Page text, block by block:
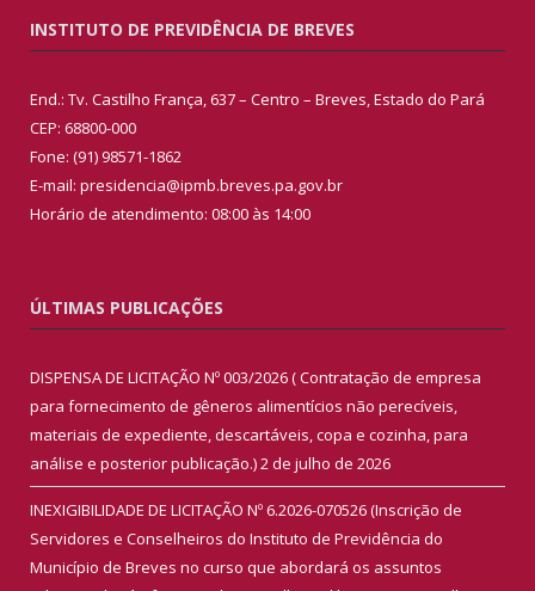
INSTITUTO DE PREVIDÊNCIA DE BREVES
End.: Tv. Castilho França, 637 – Centro – Breves, Estado do Pará
CEP: 68800-000
Fone: (91) 98571-1862
E-mail: presidencia@ipmb.breves.pa.gov.br
Horário de atendimento: 08:00 às 14:00
ÚLTIMAS PUBLICAÇÕES
DISPENSA DE LICITAÇÃO Nº 003/2026 ( Contratação de empresa
para fornecimento de gêneros alimentícios não perecíveis,
materiais de expediente, descartáveis, copa e cozinha, para
análise e posterior publicação.)2 de julho de 2026
INEXIGIBILIDADE DE LICITAÇÃO Nº 6.2026-070526 (Inscrição de
Servidores e Conselheiros do Instituto de Previdência do
Município de Breves no curso que abordará os assuntos